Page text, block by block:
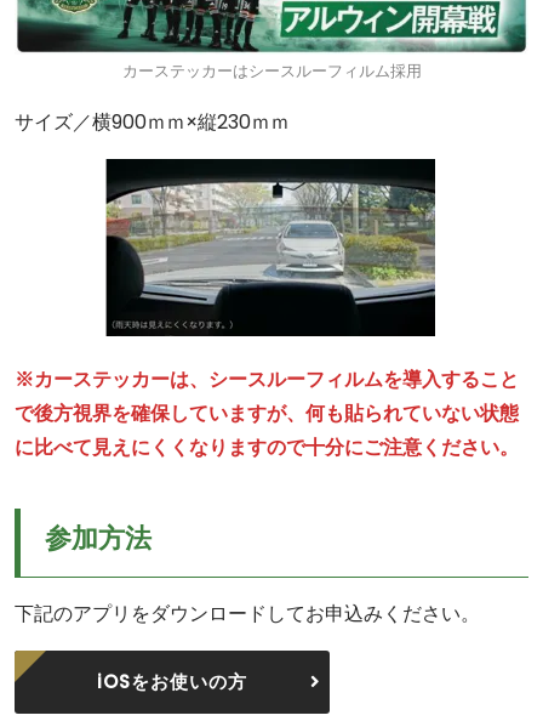
カーステッカーはシースルーフィルム採用
サイズ／横900ｍｍ×縦230ｍｍ
※カーステッカーは、シースルーフィルムを導入すること
で後方視界を確保していますが、何も貼られていない状態
に比べて見えにくくなりますので十分にご注意ください。
参加方法
下記のアプリをダウンロードしてお申込みください。
iOSをお使いの方